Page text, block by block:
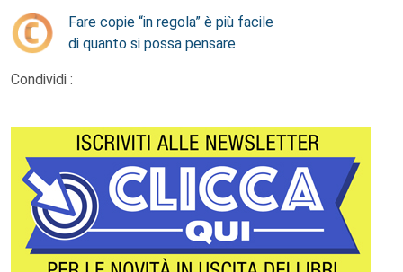
Fare copie “in regola” è più facile
di quanto si possa pensare
Condividi :